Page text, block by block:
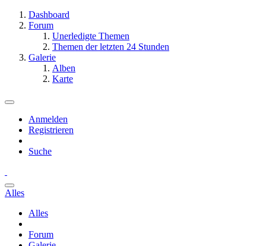
Dashboard
Forum
Unerledigte Themen
Themen der letzten 24 Stunden
Galerie
Alben
Karte
Anmelden
Registrieren
Suche
Alles
Alles
Forum